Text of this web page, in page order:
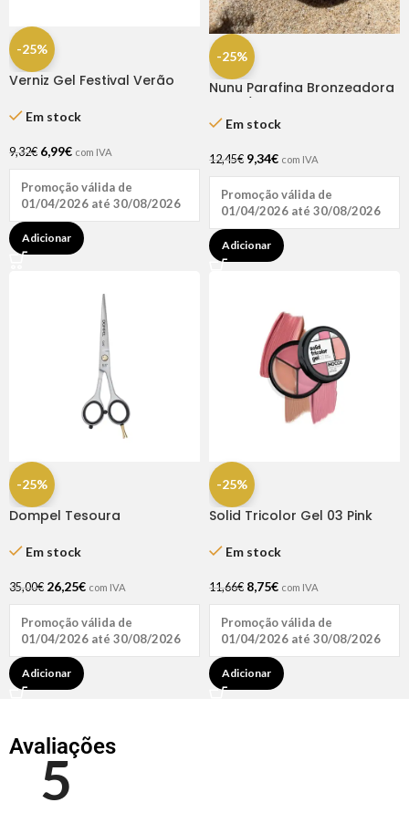
-25%
Verniz Gel Festival Verão
Em stock
9,32€ 6,99€ com IVA
Promoção válida de
01/04/2026 até 30/08/2026
Adicionar
-25%
Nunu Parafina Bronzeadora
Em stock
12,45€ 9,34€ com IVA
Promoção válida de
01/04/2026 até 30/08/2026
Adicionar
-25%
Dompel Tesoura
Navalha 6.5″
Em stock
35,00€ 26,25€ com IVA
Promoção válida de
01/04/2026 até 30/08/2026
Adicionar
-25%
Solid Tricolor Gel 03 Pink
Em stock
11,66€ 8,75€ com IVA
Promoção válida de
01/04/2026 até 30/08/2026
Adicionar
Avaliações
5